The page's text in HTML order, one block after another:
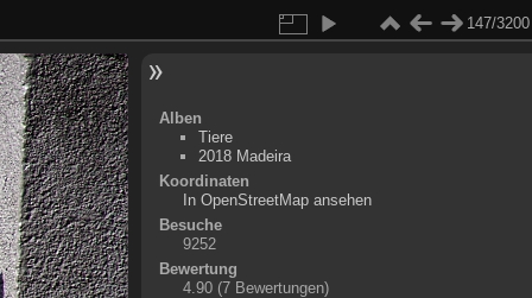
147/3200
Alben
Tiere
2018 Madeira
Koordinaten
+
-
In OpenStreetMap ansehen
Besuche
9252
Bewertung
4.90 (7 Bewertungen)